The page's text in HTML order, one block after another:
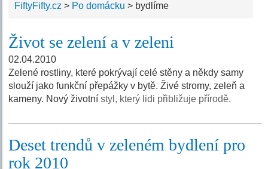
FiftyFifty.cz > Po domácku > bydlíme
Život se zelení a v zeleni
02.04.2010
Zelené rostliny, které pokrývají celé stěny a někdy samy
slouží jako funkční přepážky v bytě. Živé stromy, zeleň a
kameny. Nový životnístyl, který lidi přibližuje přírodě.
Deset trendů v zeleném bydlení pro
rok 2010